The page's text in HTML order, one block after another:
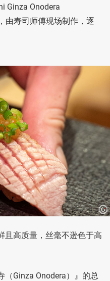
Ginza Onodera
由寿司师傅现场制作，逐
且高质量，丝毫不逊色于高
（Ginza Onodera）』的总